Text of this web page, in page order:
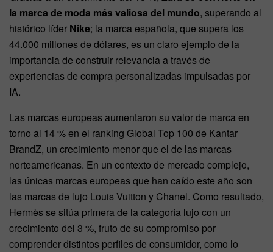
la marca de moda más valiosa del mundo, superando al
histórico líder Nike; la marca española, que supera los
44.000 millones de dólares, es un claro ejemplo de la
importancia de construir relevancia a través de
experiencias de compra personalizadas impulsadas por
IA.
Las marcas europeas aumentaron su valor de marca en
torno al 14 % en el ranking Global Top 100 de Kantar
BrandZ, un crecimiento menor que el de las marcas
norteamericanas. En un contexto de mercado complejo,
las únicas marcas europeas que han caído este año son
las marcas de lujo Louis Vuitton y Chanel. Como resultado,
Hermès se sitúa primera de la categoría lujo con un
crecimiento del 3 %, fruto de su compromiso por
comprender distintos perfiles de consumidor, como lo